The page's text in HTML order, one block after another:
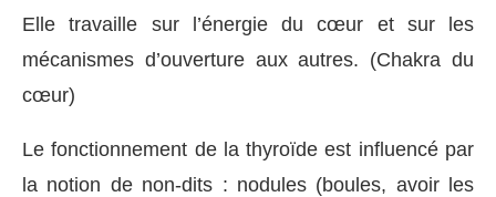
Elle travaille sur l’énergie du cœur et sur les
mécanismes d’ouverture aux autres. (Chakra du
cœur)
Le fonctionnement de la thyroïde est influencé par
la notion de non-dits : nodules (boules, avoir les